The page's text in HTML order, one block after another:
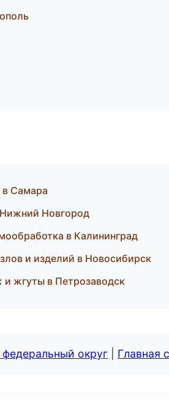
Самара
Новгород
в Калининград
и изделий в Новосибирск
жгуты в Петрозаводск
округ Главная